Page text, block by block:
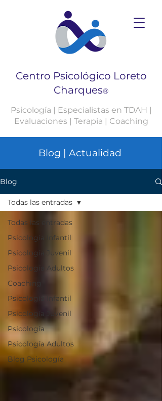
Centro Psicológico Loreto
Charques®
Psicología | Especialistas en TDAH |
Evaluaciones | Terapia | Coaching
Blog | Actualidad
Blog
Todas las entradas
Psicología Infantil
Psicología Juvenil
Psicología Adultos
Coaching
Psicología Infantil
Psicología Juvenil
Psicología
Psicología Adultos
Blog Psicología
Todas las entradas